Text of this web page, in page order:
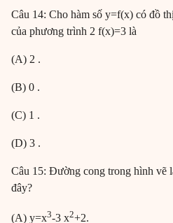
Câu 14: Cho hàm số y=f(x) có đồ
của phương trình 2 f(x)=3 là
(A) 2 .
(B) 0 .
(C) 1 .
(D) 3 .
Câu 15: Đường cong trong hình vẽ
đây?
(A) y=x3-3 x2+2.